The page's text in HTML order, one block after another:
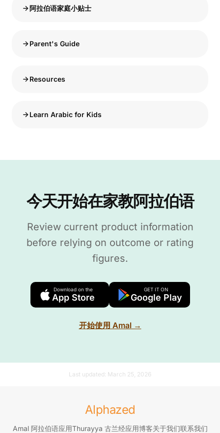
阿拉伯语家庭小贴士
Parent's Guide
Resources
Learn Arabic for Kids
今天开始在家教阿拉伯语
Review current product information
before relying on outcome or rating
figures.
Download on the
App Store
GET IT ON
Google Play
开始使用 Amal →
Last updated: March 25, 2026
Alphazed
Amal 阿拉伯语应用Thurayya 古兰经应用博客关于我们联系我们